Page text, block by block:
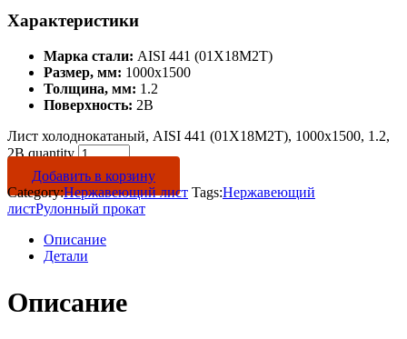
Характеристики
Марка стали: AISI 441 (01Х18М2Т)
Размер, мм: 1000х1500
Толщина, мм: 1.2
Поверхность: 2B
Лист холоднокатаный, AISI 441 (01Х18М2Т), 1000х1500, 1.2,
2B quantity
Добавить в корзину
Category:Нержавеющий лист Tags:Нержавеющий
листРулонный прокат
Описание
Детали
Описание